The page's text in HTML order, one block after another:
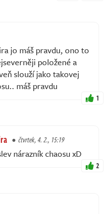
jo máš pravdu, ono to
položené a
slouží jako takovej
máš pravdu
1
čtvrtek, 4. 2., 15:19
nárazník chaosu xD
2